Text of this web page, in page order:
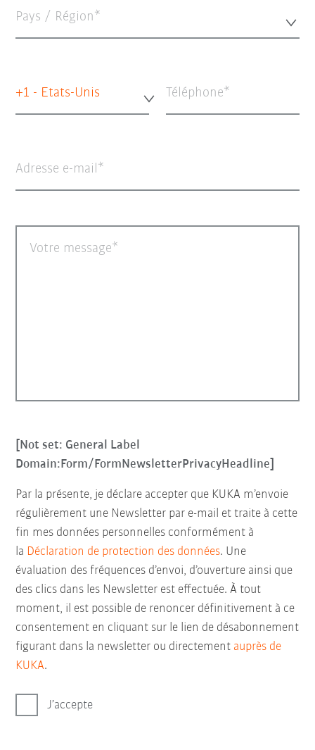
Pays / Région*
+1 - Etats-Unis Téléphone
Adresse e-mail
Votre message
[Not set: General Label
Domain:Form/FormNewsletterPrivacyHeadline]
Par la présente, je déclare accepter que KUKA m’envoie
régulièrement une Newsletter par e-mail et traite à cette
fin mes données personnelles conformément à
la Déclaration de protection des données. Une
évaluation des fréquences d’envoi, d’ouverture ainsi que
des clics dans les Newsletter est effectuée. À tout
moment, il est possible de renoncer définitivement à ce
consentement en cliquant sur le lien de désabonnement
figurant dans la newsletter ou directement auprès de
KUKA.
J’accepte